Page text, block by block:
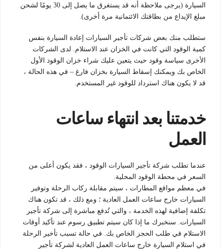
السيارة (يرجى ملاحظة أنه قد يستغرق ما يصل إلى 30 يومًا لشحن
مبلغ الإيداع من بطاقتك الائتمانية مرة أخرى).
ستطلب منك بعض شركات تأجير السيارات إعادة السيارة بنفس
كمية الوقود التي كانت في الخزان عند الاستلام. لدى الشركات
الأخرى سياسة وقود حيث يتعين عليك شراء خزان الوقود الأول
الخاص بك ويمكنك إسقاط السيارة بخزان فارغ – في هذه الحالة ،
قد لا يكون هناك استرداد للوقود غير المستخدم.
خدمتنا بعد انتهاء ساعات
العمل
عندما تطلب شركة تأجير السيارات الوقود ، فقد يكون أعلى من
السعر في محطة الوقود المحلية.
في معظم مواقع المطارات ، سيتم مقابلة ركاب الرحلة وتوفير
السيارات خارج ساعات العمل العادية ؛ ومع ذلك ، قد تكون هناك
تكلفة إضافية لهذه الخدمة ، والتي تُدفع مباشرة إلى شركة تأجير
السيارات. سنخبرك ما إذا كان سيتم تطبيق رسوم عند تأكيد أوقات
الاستلام في طلب الحجز الخاص بك. في حالة تسبب تأخير الرحلة
في استلام السيارة خارج ساعات العمل العادية لشركة تأجير